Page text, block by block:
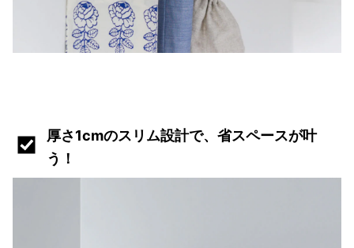
厚さ1cmのスリム設計で、省スペースが叶
う！